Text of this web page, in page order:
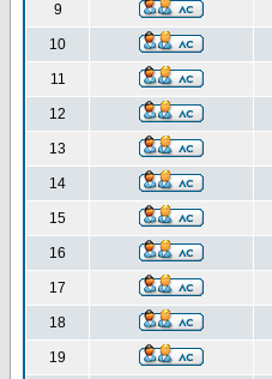
9
10
11
12
13
14
15
16
17
18
19